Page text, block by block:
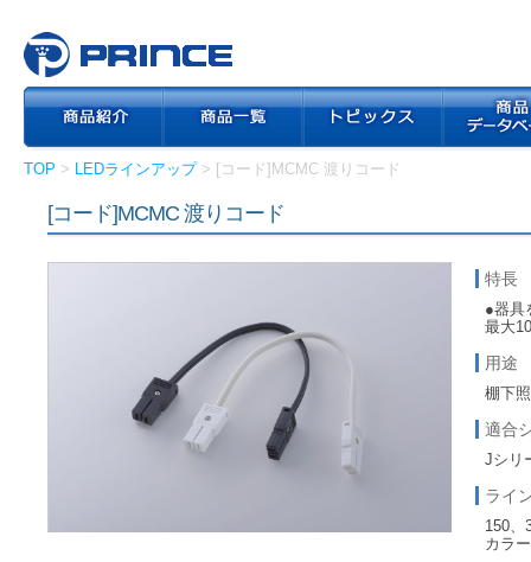
TOP > LEDラインアップ> [コード]MCMC 渡りコード
[コード]MCMC 渡りコード
特長
●器具
最大
用途
棚下
適合
Jシリ
ライ
150、
カラ